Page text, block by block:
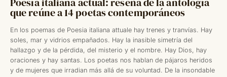
que reúne a 14 poetas contemporáneos
En los poemas de Poesia italiana attuale hay trenes y tranvías. Hay
soles, mar y vidrios empañados. Hay la inasible simetría del
hallazgo y de la pérdida, del misterio y el nombre. Hay Dios, hay
oraciones y hay santas. Los poetas nos hablan de pájaros heridos
y de mujeres que irradian más allá de su voluntad. De la insondable